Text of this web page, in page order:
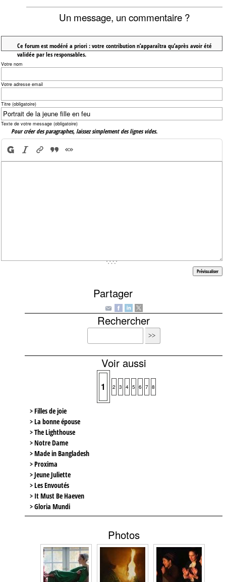
Un message, un commentaire ?
Ce forum est modéré a priori : votre contribution n’apparaîtra qu’après avoir été
validée par les responsables.
Votre nom
Votre adresse email
Titre (obligatoire)
Texte de votre message (obligatoire)
Pour créer des paragraphes, laissez simplement des lignes vides.
Partager
Rechercher
Voir aussi
1 2 3 4 5 6 7 8
> Filles de joie
> La bonne épouse
> The Lighthouse
> Notre Dame
> Made in Bangladesh
> Proxima
> Jeune Juliette
> Les Envoutés
> It Must Be Haeven
> Gloria Mundi
Photos